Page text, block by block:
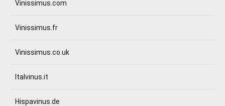
Vinissimus.com
Vinissimus.fr
Vinissimus.co.uk
Italvinus.it
Hispavinus.de